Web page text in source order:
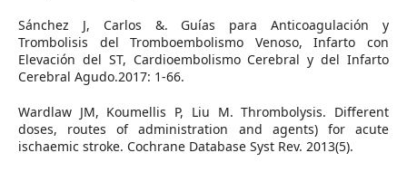
Sánchez J, Carlos &. Guías para Anticoagulación y
Trombolisis del Tromboembolismo Venoso, Infarto con
Elevación del ST, Cardioembolismo Cerebral y del Infarto
Cerebral Agudo.2017: 1-66.
Wardlaw JM, Koumellis P, Liu M. Thrombolysis. Different
doses, routes of administration and agents) for acute
ischaemic stroke. Cochrane Database Syst Rev. 2013(5).